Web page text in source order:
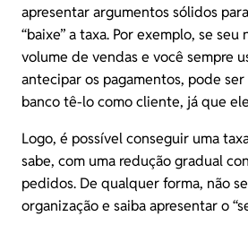
apresentar argumentos sólidos
“baixe” a taxa. Por exemplo, se
volume de vendas e você sempre
antecipar os pagamentos, pode
banco tê-lo como cliente, já que
Logo, é possível conseguir uma
sabe, com uma redução gradual
pedidos. De qualquer forma, não
organização e saiba apresentar o